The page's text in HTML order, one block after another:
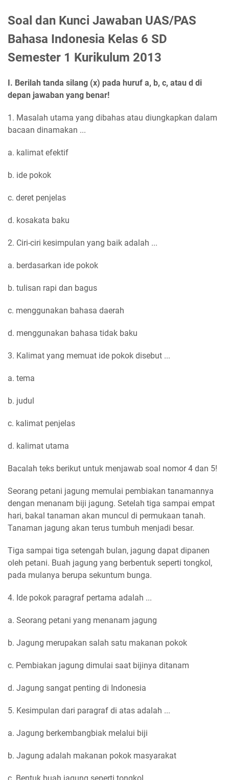
Soal dan Kunci Jawaban UAS/PAS
Bahasa Indonesia Kelas 6 SD
Semester 1 Kurikulum 2013
I. Berilah tanda silang (x) pada huruf a, b, c, atau d di
depan jawaban yang benar!
1. Masalah utama yang dibahas atau diungkapkan dalam
bacaan dinamakan ...
a. kalimat efektif
b. ide pokok
c. deret penjelas
d. kosakata baku
2. Ciri-ciri kesimpulan yang baik adalah ...
a. berdasarkan ide pokok
b. tulisan rapi dan bagus
c. menggunakan bahasa daerah
d. menggunakan bahasa tidak baku
3. Kalimat yang memuat ide pokok disebut ...
a. tema
b. judul
c. kalimat penjelas
d. kalimat utama
Bacalah teks berikut untuk menjawab soal nomor 4 dan 5!
Seorang petani jagung memulai pembiakan tanamannya
dengan menanam biji jagung. Setelah tiga sampai empat
hari, bakal tanaman akan muncul di permukaan tanah.
Tanaman jagung akan terus tumbuh menjadi besar.
Tiga sampai tiga setengah bulan, jagung dapat dipanen
oleh petani. Buah jagung yang berbentuk seperti tongkol,
pada mulanya berupa sekuntum bunga.
4. Ide pokok paragraf pertama adalah ...
a. Seorang petani yang menanam jagung
b. Jagung merupakan salah satu makanan pokok
c. Pembiakan jagung dimulai saat bijinya ditanam
d. Jagung sangat penting di Indonesia
5. Kesimpulan dari paragraf di atas adalah ...
a. Jagung berkembangbiak melalui biji
b. Jagung adalah makanan pokok masyarakat